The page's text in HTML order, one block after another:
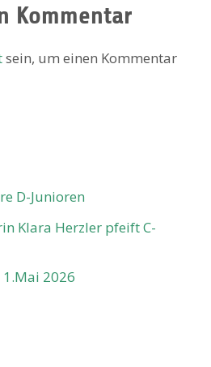
Kommentar
sein, um einen Kommentar
D-Junioren
Klara Herzler pfeift C-
1.Mai 2026